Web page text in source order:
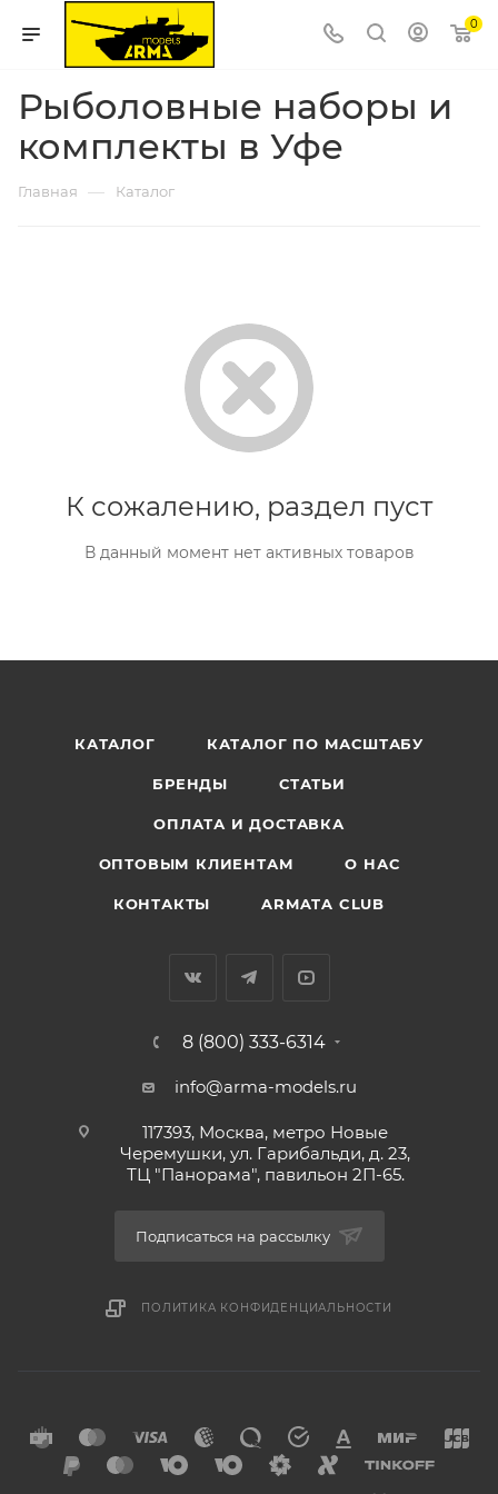
0
Рыболовные наборы и
комплекты в Уфе
Главная — Каталог
К сожалению, раздел пуст
В данный момент нет активных товаров
КАТАЛОГ КАТАЛОГ ПО МАСШТАБУ
БРЕНДЫ СТАТЬИ
ОПЛАТА И ДОСТАВКА
ОПТОВЫМ КЛИЕНТАМ О НАС
КОНТАКТЫ ARMATA CLUB
8 (800) 333-6314
info@arma-models.ru
117393, Москва, метро Новые
Черемушки, ул. Гарибальди, д. 23,
ТЦ "Панорама", павильон 2П-65.
Подписаться на рассылку
ПОЛИТИКА КОНФИДЕНЦИАЛЬНОСТИ